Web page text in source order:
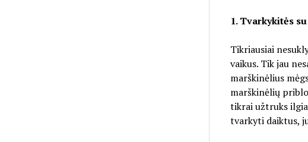
1. Tvarkykitės
Tikriausiai
vaikus. Tik jau
marškinėlius
marškinėlių
tikrai užtruks
tvarkyti daiktus,